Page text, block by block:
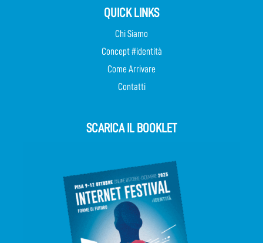
QUICK LINKS
Chi Siamo
Concept #identità
Come Arrivare
Contatti
SCARICA IL BOOKLET